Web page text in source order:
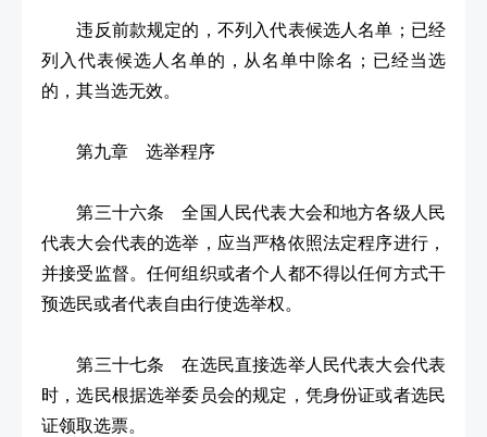
违反前款规定的，不列入代表候选人名单；已经
列入代表候选人名单的，从名单中除名；已经当选
的，其当选无效。
第九章 选举程序
第三十六条 全国人民代表大会和地方各级人民
代表大会代表的选举，应当严格依照法定程序进行，
并接受监督。任何组织或者个人都不得以任何方式干
预选民或者代表自由行使选举权。
第三十七条 在选民直接选举人民代表大会代表
时，选民根据选举委员会的规定，凭身份证或者选民
证领取选票。